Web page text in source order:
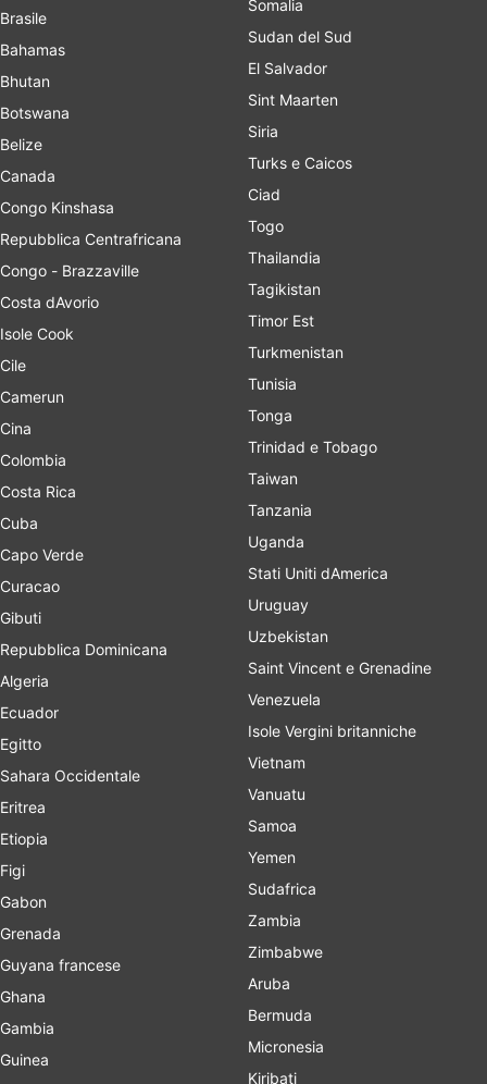
Brasile
Bahamas
Bhutan
Botswana
Belize
Canada
Congo Kinshasa
Repubblica Centrafricana
Congo - Brazzaville
Costa dAvorio
Isole Cook
Cile
Camerun
Cina
Colombia
Costa Rica
Cuba
Capo Verde
Curacao
Gibuti
Repubblica Dominicana
Algeria
Ecuador
Egitto
Sahara Occidentale
Eritrea
Etiopia
Figi
Gabon
Grenada
Guyana francese
Ghana
Gambia
Guinea
Somalia
Sudan del Sud
El Salvador
Sint Maarten
Siria
Turks e Caicos
Ciad
Togo
Thailandia
Tagikistan
Timor Est
Turkmenistan
Tunisia
Tonga
Trinidad e Tobago
Taiwan
Tanzania
Uganda
Stati Uniti dAmerica
Uruguay
Uzbekistan
Saint Vincent e Grenadine
Venezuela
Isole Vergini britanniche
Vietnam
Vanuatu
Samoa
Yemen
Sudafrica
Zambia
Zimbabwe
Aruba
Bermuda
Micronesia
Kiribati